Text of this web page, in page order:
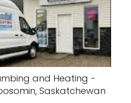
and Heating -
Saskatchewan